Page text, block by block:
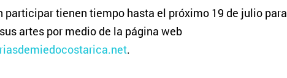
participar tienen tiempo hasta el próximo 19 de julio para
artes por medio de la página web
.